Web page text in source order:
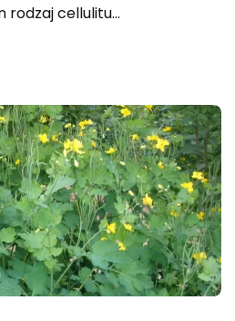
rodzaj cellulitu
dowiesz się, co jest
Ci pomóc, aby pozbyć się